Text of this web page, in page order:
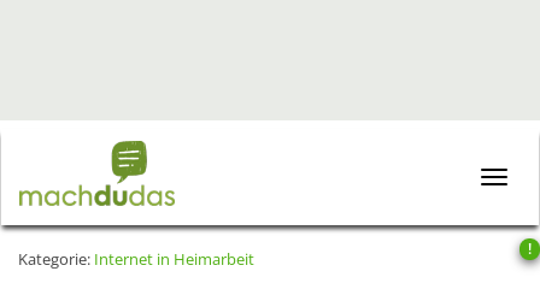
Toggle
!
Kategorie: Internet in Heimarbeit